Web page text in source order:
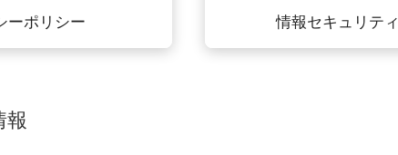
ーポリシー 情報セキュリテ
報